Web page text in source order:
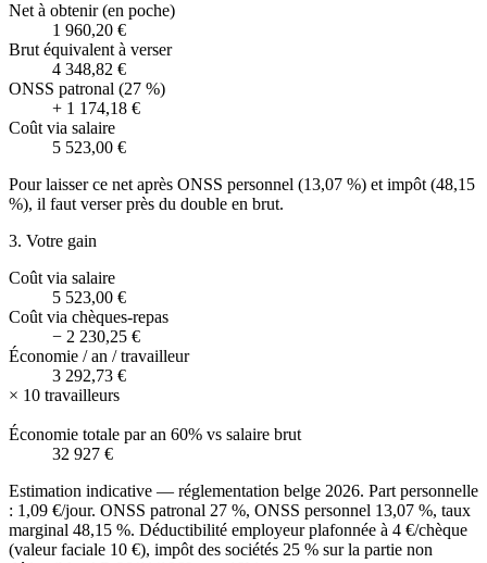
Net à obtenir (en poche)
1 960,20 €
Brut équivalent à verser
4 348,82 €
ONSS patronal (27 %)
+ 1 174,18 €
Coût via salaire
5 523,00 €
Pour laisser ce net après ONSS personnel (13,07 %) et impôt (48,15
%), il faut verser près du double en brut.
3. Votre gain
Coût via salaire
5 523,00 €
Coût via chèques-repas
− 2 230,25 €
Économie / an / travailleur
3 292,73 €
× 10 travailleurs
Économie totale par an 60% vs salaire brut
32 927 €
Estimation indicative — réglementation belge 2026. Part personnelle
: 1,09 €/jour. ONSS patronal 27 %, ONSS personnel 13,07 %, taux
marginal 48,15 %. Déductibilité employeur plafonnée à 4 €/chèque
(valeur faciale 10 €), impôt des sociétés 25 % sur la partie non